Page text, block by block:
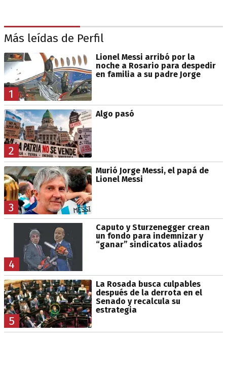
Más leídas de Perfil
1
Lionel Messi arribó por la
noche a Rosario para despedir
en familia a su padre Jorge
2
Algo pasó
3
Murió Jorge Messi, el papá de
Lionel Messi
4
Caputo y Sturzenegger crean
un fondo para indemnizar y
“ganar” sindicatos aliados
5
La Rosada busca culpables
después de la derrota en el
Senado y recalcula su
estrategia